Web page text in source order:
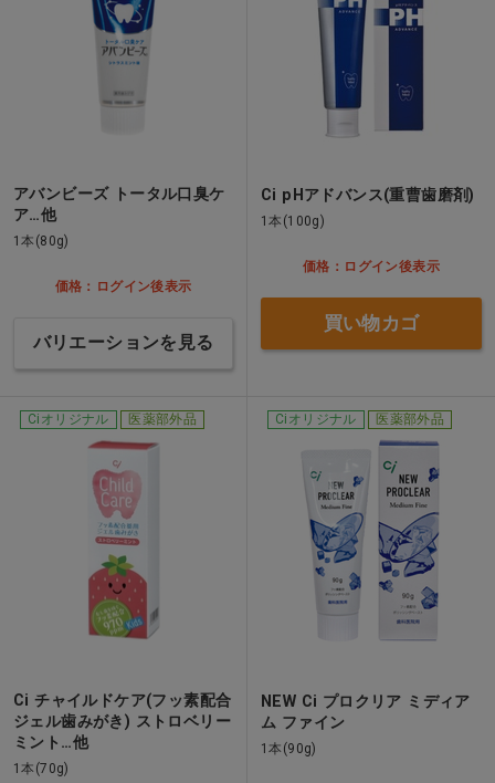
アバンビーズ トータル口臭ケ
ア…他
1本(80g)
価格：ログイン後表示
バリエーションを見る
Ci pHアドバンス(重曹歯磨剤)
1本(100g)
価格：ログイン後表示
買い物カゴ
Ciオリジナル 医薬部外品
Ci チャイルドケア(フッ素配合
ジェル歯みがき) ストロベリー
ミント…他
1本(70g)
Ciオリジナル 医薬部外品
NEW Ci プロクリア ミディア
ム ファイン
1本(90g)